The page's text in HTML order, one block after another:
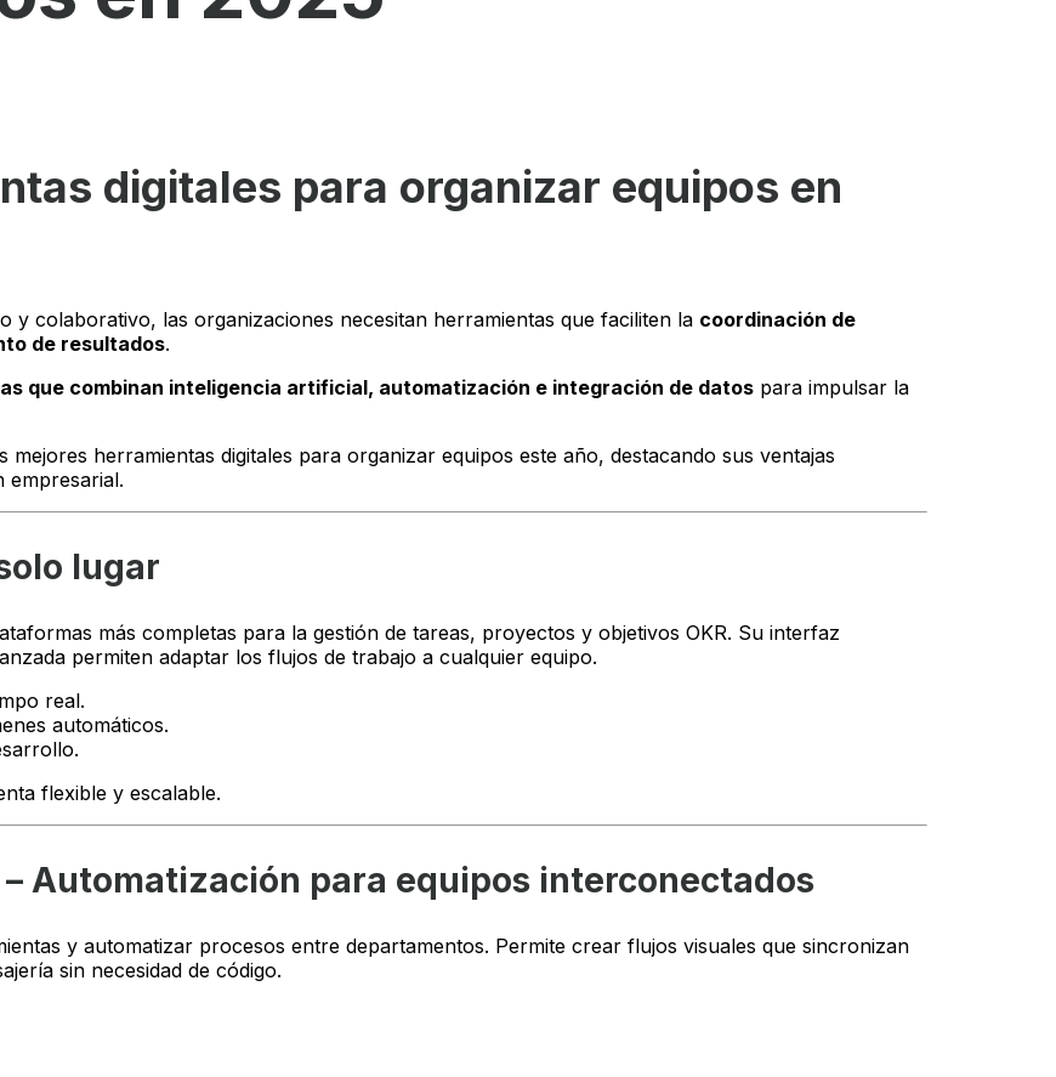
digitales para organizar equipos en
y colaborativo, las organizaciones necesitan herramientas que faciliten la coordinación de
de resultados.
que combinan inteligencia artificial, automatización e integración de datos para impulsar la
herramientas digitales para organizar equipos este año, destacando sus ventajas
empresarial.
lugar
más completas para la gestión de tareas, proyectos y objetivos OKR. Su interfaz
permiten adaptar los flujos de trabajo a cualquier equipo.
real.
automáticos.
flexible y escalable.
Automatización para equipos interconectados
y automatizar procesos entre departamentos. Permite crear flujos visuales que sincronizan
sin necesidad de código.